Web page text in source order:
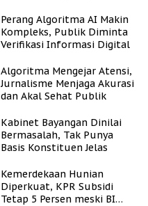
Perang Algoritma AI Makin
Kompleks, Publik Diminta
Verifikasi Informasi Digital
Algoritma Mengejar Atensi,
Jurnalisme Menjaga Akurasi
dan Akal Sehat Publik
Kabinet Bayangan Dinilai
Bermasalah, Tak Punya
Basis Konstituen Jelas
Kemerdekaan Hunian
Diperkuat, KPR Subsidi
Tetap 5 Persen meski BI